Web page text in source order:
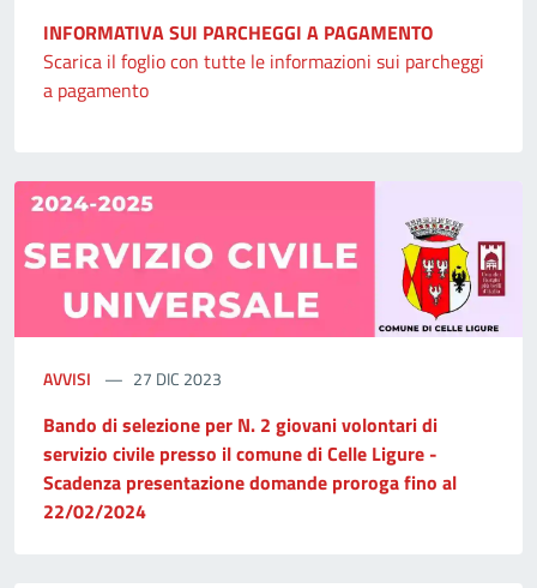
INFORMATIVA SUI PARCHEGGI A PAGAMENTO
Scarica il foglio con tutte le informazioni sui parcheggi
a pagamento
AVVISI 27 DIC 2023
Bando di selezione per N. 2 giovani volontari di
servizio civile presso il comune di Celle Ligure -
Scadenza presentazione domande proroga fino al
22/02/2024